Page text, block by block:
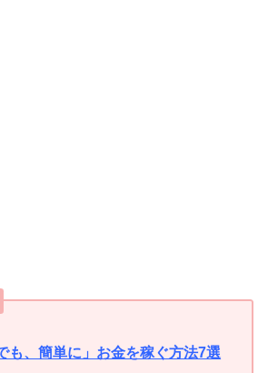
も、簡単に」お金を稼ぐ方法7選